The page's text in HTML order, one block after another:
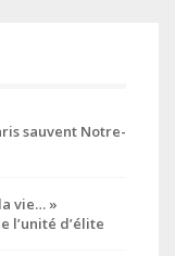
sauvent Notre-
vie… »
l’unité d’élite